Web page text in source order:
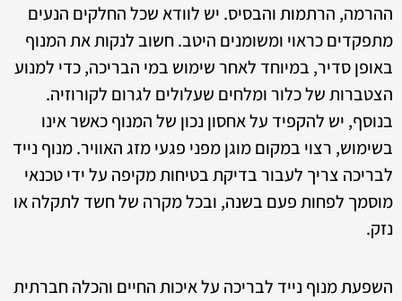
ההרמה, הרתמות והבסיס. יש לוודא שכל החלקים הנעים
מתפקדים כראוי ומשומנים היטב. חשוב לנקות את המנוף
באופן סדיר, במיוחד לאחר שימוש במי הבריכה, כדי למנוע
הצטברות של כלור ומלחים שעלולים לגרום לקורוזיה.
בנוסף, יש להקפיד על אחסון נכון של המנוף כאשר אינו
בשימוש, רצוי במקום מוגן מפני פגעי מזג האוויר. מנוף נייד
לבריכה צריך לעבור בדיקת בטיחות מקיפה על ידי טכנאי
מוסמך לפחות פעם בשנה, ובכל מקרה של חשד לתקלה או
נזק.
השפעת מנוף נייד לבריכה על איכות החיים והכלה חברתית